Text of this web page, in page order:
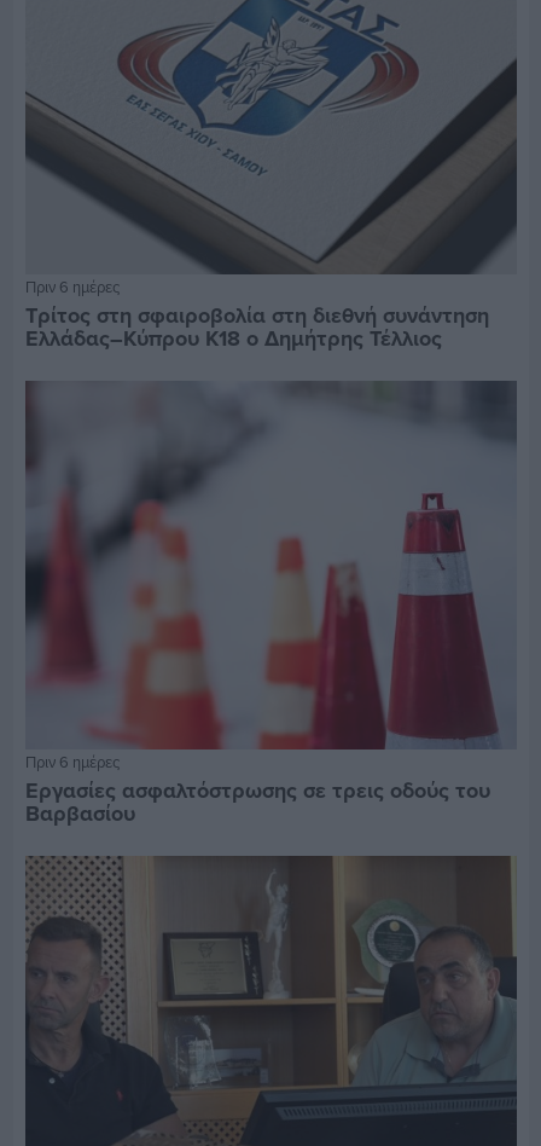
Πριν 6 ημέρες
Τρίτος στη σφαιροβολία στη διεθνή συνάντηση
Ελλάδας–Κύπρου Κ18 ο Δημήτρης Τέλλιος
Πριν 6 ημέρες
Εργασίες ασφαλτόστρωσης σε τρεις οδούς του
Βαρβασίου